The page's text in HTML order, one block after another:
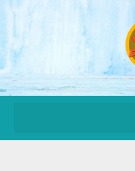
Aller
au
contenu